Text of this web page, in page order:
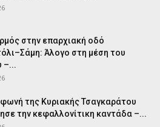
στην επαρχιακή οδό
Άλογο στη μέση του
–...
της Κυριακής Τσαγκαράτου
την κεφαλλονίτικη καντάδα –...